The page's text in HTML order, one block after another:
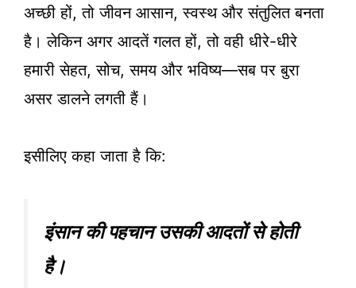
अच्छी हों, तो जीवन आसान, स्वस्थ और संतुलित बनता
है। लेकिन अगर आदतें गलत हों, तो वही धीरे-धीरे
हमारी सेहत, सोच, समय और भविष्य—सब पर बुरा
असर डालने लगती हैं।
इसीलिए कहा जाता है कि:
इंसान की पहचान उसकी आदतों से होती
है।